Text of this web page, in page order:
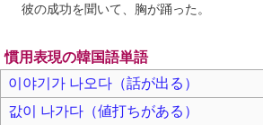
彼の成功を聞いて、胸が踊った。
慣用表現の韓国語単語
이야기가 나오다（話が出る）
값이 나가다（値打ちがある）